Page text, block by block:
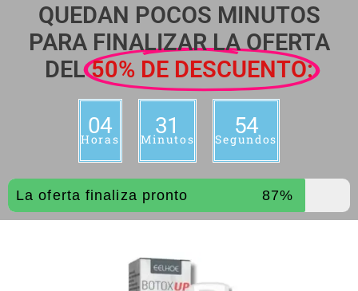
QUEDAN POCOS MINUTOS
PARA FINALIZAR LA OFERTA
DEL50% DE DESCUENTO:
04
Horas
31
Minutos
53
Segundos
La oferta finaliza pronto 87%